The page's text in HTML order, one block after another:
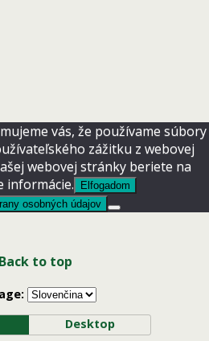
vás, že používame súbory
zážitku z webovej
webovej stránky beriete na
informácie.
Elfogadom
osobných údajov
Back to top
Desktop